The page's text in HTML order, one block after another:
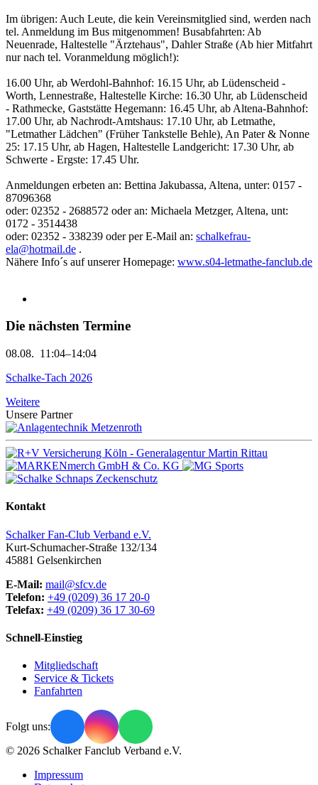
Im übrigen: Auch Leute, die kein Vereinsmitglied sind, werden nach
tel. Anmeldung im Bus mitgenommen! Busabfahrten: Ab
Neuenrade, Haltestelle "Ärztehaus", Dahler Straße (Ab hier Mitfahrt
nur nach tel. Voranmeldung möglich!):
16.00 Uhr, ab Werdohl-Bahnhof: 16.15 Uhr, ab Lüdenscheid -
Worth, Lennestraße, Haltestelle Kirche: 16.30 Uhr, ab Lüdenscheid
- Rathmecke, Gaststätte Hegemann: 16.45 Uhr, ab Altena-Bahnhof:
17.00 Uhr, ab Nachrodt-Amtshaus: 17.10 Uhr, ab Letmathe,
"Letmather Lädchen" (Früher Tankstelle Behle), An Pater & Nonne
25: 17.15 Uhr, ab Hagen, Haltestelle Landgericht: 17.30 Uhr, ab
Schwerte - Ergste: 17.45 Uhr.
Anmeldungen erbeten an: Bettina Jakubassa, Altena, unter: 0157 -
87096368
oder: 02352 - 2688572 oder an: Michaela Metzger, Altena, unt:
0172 - 3514438
oder: 02352 - 338239 oder per E-Mail an: schalkefrau-
ela@hotmail.de .
Nähere Info´s auf unserer Homepage: www.s04-letmathe-fanclub.de
Die nächsten Termine
08.08. 11:04–14:04
Schalke-Tach 2026
Weitere
Unsere Partner
Kontakt
Schalker Fan-Club Verband e.V.
Kurt-Schumacher-Straße 132/134
45881 Gelsenkirchen
E-Mail: mail@sfcv.de
Telefon: +49 (0209) 36 17 20-0
Telefax: +49 (0209) 36 17 30-69
Schnell-Einstieg
Mitgliedschaft
Service & Tickets
Fanfahrten
Folgt uns:
© 2026 Schalker Fanclub Verband e.V.
Impressum